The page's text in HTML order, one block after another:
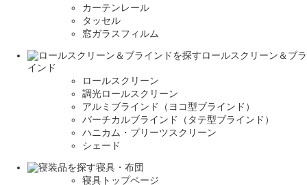
カーテンレール
タッセル
窓ガラスフィルム
ロールスクリーン＆ブラ
インド
ロールスクリーン
調光ロールスクリーン
アルミブラインド（ヨコ型ブラインド）
バーチカルブラインド（タテ型ブラインド）
ハニカム・プリーツスクリーン
シェード
寝具・布団
寝具トップページ